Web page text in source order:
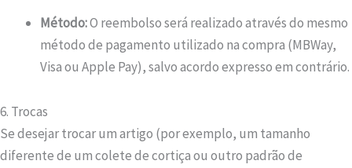
Método:O reembolso será realizado através do mesmo
método de pagamento utilizado na compra (MBWay,
Visa ou Apple Pay), salvo acordo expresso em contrário.
6. Trocas
Se desejar trocar um artigo (por exemplo, um tamanho
diferente de um colete de cortiça ou outro padrão de